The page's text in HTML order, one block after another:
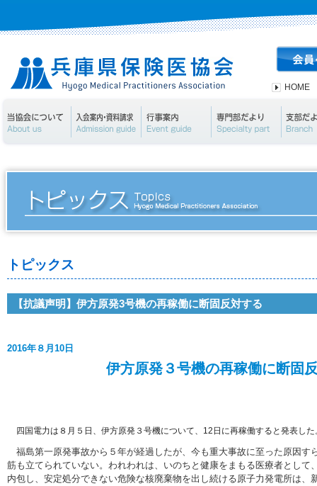
HOME
トピックス
【抗議声明】伊方原発3号機の再稼働に断固反対する
2016年８月10日
伊方原発３号機の再稼働に断固
四国電力は８月５日、伊方原発３号機について、12日に再稼働すると発表した
福島第一原発事故から５年が経過したが、今も重大事故に至った原因す
筋も立てられていない。われわれは、いのちと健康をまもる医療者として
内包し、安定処分できない危険な核廃棄物を出し続ける原子力発電所は、